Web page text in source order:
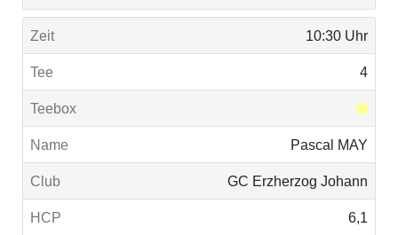
10:30 Uhr
4
Pascal MAY
GC Erzherzog Johann
6,1